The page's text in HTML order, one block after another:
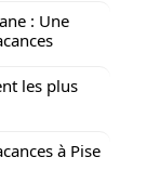
: Une
les plus
à Pise